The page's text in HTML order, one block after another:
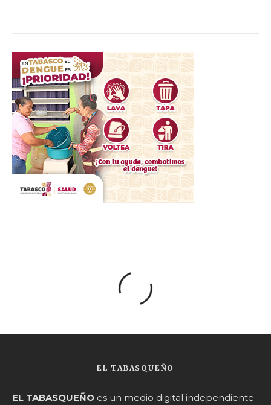
EL TABASQUEÑO
EL TABASQUEÑO es un medio digital independiente